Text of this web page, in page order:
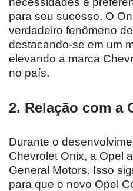
para seu sucesso. O
verdadeiro fenômeno
destacando-se em um
elevando a marca
no país.
2. Relação com a
Durante o
Chevrolet Onix, a Opel
General Motors. Isso
para que o novo Opel